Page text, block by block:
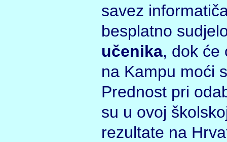
savez
besplatno
učenika, dok će
na Kampu moći
Prednost pri
su u ovoj
rezultate na